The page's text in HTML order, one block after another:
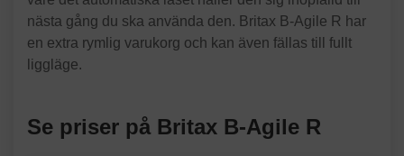
nästa gång du ska använda den. Britax B-Agile R har
en extra rymlig varukorg och kan även fällas till fullt
liggläge.
Se priser på Britax B-Agile R